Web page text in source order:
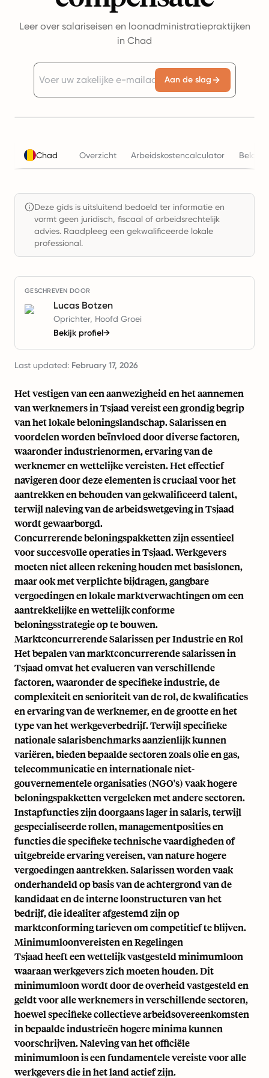
Leer over salariseisen en loonadministratiepraktijken
in Chad
Aan de slag
Chad Overzicht Arbeidskostencalculator
Deze gids is uitsluitend bedoeld ter informatie en
vormt geen juridisch, fiscaal of arbeidsrechtelijk
advies. Raadpleeg een gekwalificeerde lokale
professional.
GESCHREVEN DOOR
Lucas Botzen
Oprichter, Hoofd Groei
Bekijk profiel→
Last updated: February 17, 2026
Het vestigen van een aanwezigheid en het aannemen
van werknemers in Tsjaad vereist een grondig begrip
van het lokale beloningslandschap. Salarissen en
voordelen worden beïnvloed door diverse factoren,
waaronder industrienormen, ervaring van de
werknemer en wettelijke vereisten. Het effectief
navigeren door deze elementen is cruciaal voor het
aantrekken en behouden van gekwalificeerd talent,
terwijl naleving van de arbeidswetgeving in Tsjaad
wordt gewaarborgd.
Concurrerende beloningspakketten zijn essentieel
voor succesvolle operaties in Tsjaad. Werkgevers
moeten niet alleen rekening houden met basislonen,
maar ook met verplichte bijdragen, gangbare
vergoedingen en lokale marktverwachtingen om een
aantrekkelijke en wettelijk conforme
beloningsstrategie op te bouwen.
Marktconcurrerende Salarissen per Industrie en Rol
Het bepalen van marktconcurrerende salarissen in
Tsjaad omvat het evalueren van verschillende
factoren, waaronder de specifieke industrie, de
complexiteit en senioriteit van de rol, de kwalificaties
en ervaring van de werknemer, en de grootte en het
type van het werkgeverbedrijf. Terwijl specifieke
nationale salarisbenchmarks aanzienlijk kunnen
variëren, bieden bepaalde sectoren zoals olie en gas,
telecommunicatie en internationale niet-
gouvernementele organisaties (NGO's) vaak hogere
beloningspakketten vergeleken met andere sectoren.
Instapfuncties zijn doorgaans lager in salaris, terwijl
gespecialiseerde rollen, managementposities en
functies die specifieke technische vaardigheden of
uitgebreide ervaring vereisen, van nature hogere
vergoedingen aantrekken. Salarissen worden vaak
onderhandeld op basis van de achtergrond van de
kandidaat en de interne loonstructuren van het
bedrijf, die idealiter afgestemd zijn op
marktconforming tarieven om competitief te blijven.
Minimumloonvereisten en Regelingen
Tsjaad heeft een wettelijk vastgesteld minimumloon
waaraan werkgevers zich moeten houden. Dit
minimumloon wordt door de overheid vastgesteld en
geldt voor alle werknemers in verschillende sectoren,
hoewel specifieke collectieve arbeidsovereenkomsten
in bepaalde industrieën hogere minima kunnen
voorschrijven. Naleving van het officiële
minimumloon is een fundamentele vereiste voor alle
werkgevers die in het land actief zijn.